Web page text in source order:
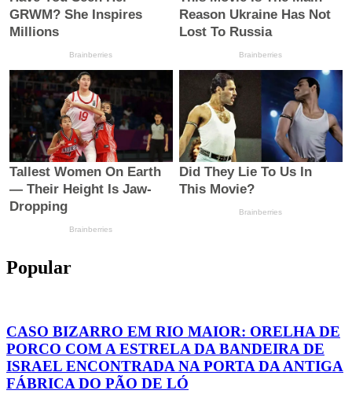
Popular
CASO BIZARRO EM RIO MAIOR: ORELHA DE
PORCO COM A ESTRELA DA BANDEIRA DE
ISRAEL ENCONTRADA NA PORTA DA ANTIGA
FÁBRICA DO PÃO DE LÓ